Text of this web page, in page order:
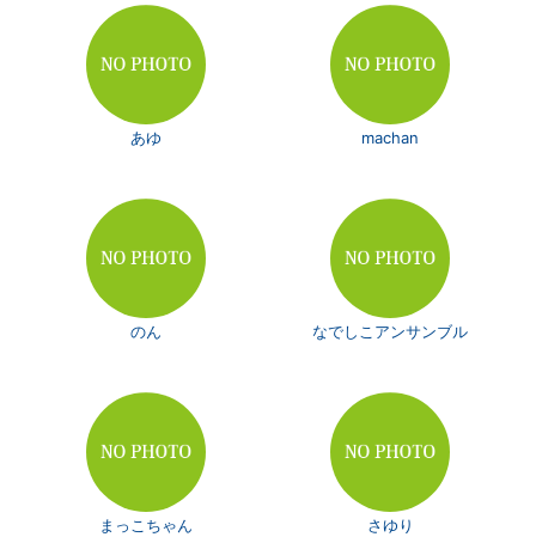
あゆ machan
のん なでしこアンサンブル
まっこちゃん さゆり